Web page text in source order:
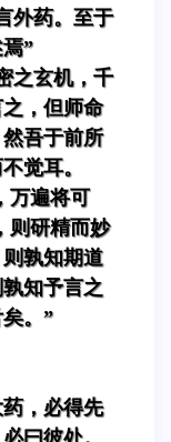
外药。至于
”
之玄机，千
，但师命
吾于前所
觉耳。
万遍将可
则研精而妙
孰知期道
知予言之
。”
，必得先
曰彼处。